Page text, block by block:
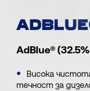
AdBlue®
Висока
течност за